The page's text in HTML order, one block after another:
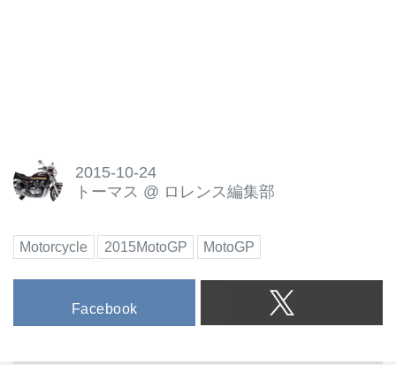
2015-10-24
トーマス @ ロレンス編集部
Motorcycle 2015MotoGP MotoGP
Facebook